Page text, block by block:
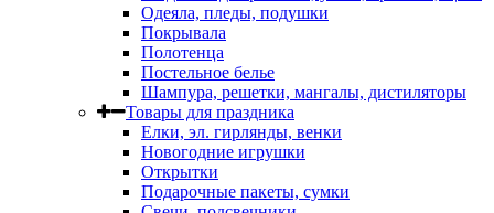
Одеяла, пледы, подушки
Покрывала
Полотенца
Постельное белье
Шампура, решетки, мангалы, дистиляторы
Товары для праздника
Елки, эл. гирлянды, венки
Новогодние игрушки
Открытки
Подарочные пакеты, сумки